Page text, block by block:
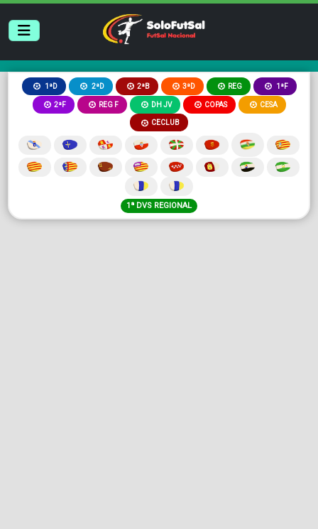
1ªD 2ªD 2ªB 3ªD REG 1ªF
2ªF REG F DH JV COPAS CESA
CECLUB
1ª DVS REGIONAL